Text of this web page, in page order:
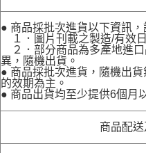
● 商品採批次進貨以下資訊
１．圖片刊載之製造/有效
２．部分商品為多產地進
異，隨機出貨。
● 商品採批次進貨，隨機出
的效期為主。
● 商品出貨均至少提供6個月
商品配